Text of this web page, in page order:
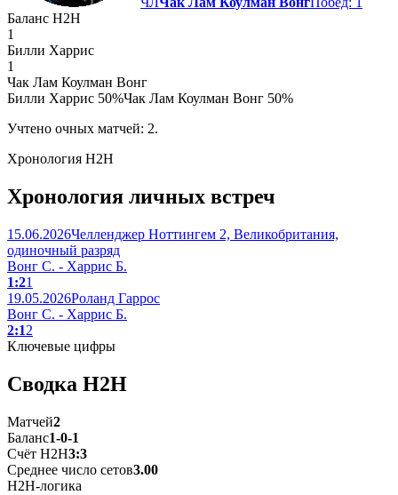
Баланс H2H
1
Билли Харрис
1
Чак Лам Коулман Вонг
Билли Харрис 50%Чак Лам Коулман Вонг 50%
Учтено очных матчей: 2.
Хронология H2H
Хронология личных встреч
15.06.2026Челленджер Ноттингем 2, Великобритания,
одиночный разряд
Вонг С. - Харрис Б.
1:21
19.05.2026Роланд Гаррос
Вонг С. - Харрис Б.
2:12
Ключевые цифры
Сводка H2H
Матчей2
Баланс1-0-1
Счёт H2H3:3
Среднее число сетов3.00
H2H-логика